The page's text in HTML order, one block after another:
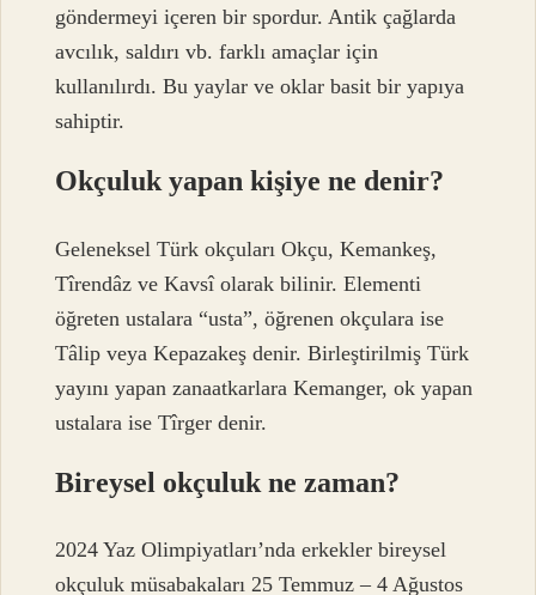
göndermeyi içeren bir spordur. Antik çağlarda
avcılık, saldırı vb. farklı amaçlar için
kullanılırdı. Bu yaylar ve oklar basit bir yapıya
sahiptir.
Okçuluk yapan kişiye ne denir?
Geleneksel Türk okçuları Okçu, Kemankeş,
Tîrendâz ve Kavsî olarak bilinir. Elementi
öğreten ustalara “usta”, öğrenen okçulara ise
Tâlip veya Kepazakeş denir. Birleştirilmiş Türk
yayını yapan zanaatkarlara Kemanger, ok yapan
ustalara ise Tîrger denir.
Bireysel okçuluk ne zaman?
2024 Yaz Olimpiyatları’nda erkekler bireysel
okçuluk müsabakaları 25 Temmuz – 4 Ağustos